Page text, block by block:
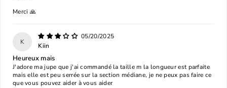
Merci 🙏
K
05/20/2025
Kiin
Heureux mais
J'adore ma jupe que j'ai commandé la taille m la longueur est parfaite
mais elle est peu serrée sur la section médiane, je ne peux pas faire ce
que vous pouvez aider à vous aider